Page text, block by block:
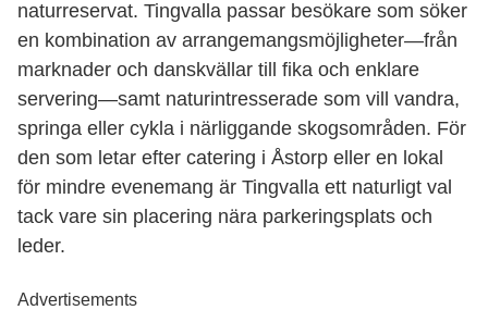
naturreservat. Tingvalla passar besökare som söker
en kombination av arrangemangsmöjligheter—från
marknader och danskvällar till fika och enklare
servering—samt naturintresserade som vill vandra,
springa eller cykla i närliggande skogsområden. För
den som letar efter catering i Åstorp eller en lokal
för mindre evenemang är Tingvalla ett naturligt val
tack vare sin placering nära parkeringsplats och
leder.
Advertisements